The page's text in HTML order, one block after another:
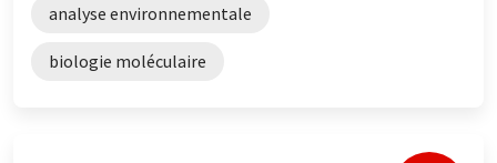
analyse environnementale
biologie moléculaire